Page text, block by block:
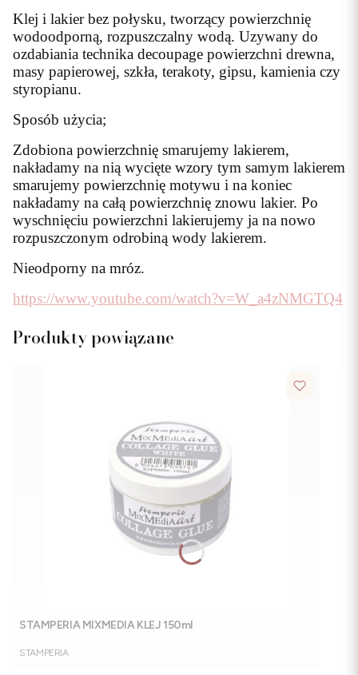
Klej i lakier bez połysku, tworzący powierzchnię
wodoodporną, rozpuszczalny wodą. Uzywany do
ozdabiania technika decoupage powierzchni drewna,
masy papierowej, szkła, terakoty, gipsu, kamienia czy
styropianu.
Sposób użycia;
Zdobiona powierzchnię smarujemy lakierem,
nakładamy na nią wycięte wzory tym samym lakierem
smarujemy powierzchnię motywu i na koniec
nakładamy na całą powierzchnię znowu lakier. Po
wyschnięciu powierzchni lakierujemy ja na nowo
rozpuszczonym odrobiną wody lakierem.
Nieodporny na mróz.
https://www.youtube.com/watch?v=W_a4zNMGTQ4
Produkty powiązane
STAMPERIA MIXMEDIA KLEJ 150ml
PRODUCENT
STAMPERIA